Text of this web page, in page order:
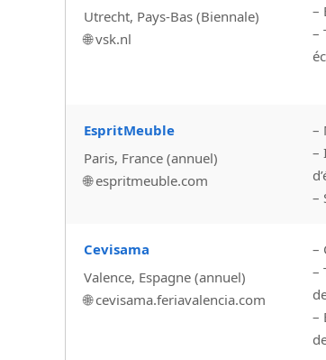
Utrecht, Pays-Bas (Biennale)
🌐 vsk.nl
–
–
EspritMeuble
Paris, France (annuel)
🌐 espritmeuble.com
–
–
–
Cevisama
Valence, Espagne (annuel)
🌐 cevisama.feriavalencia.com
–
–
–